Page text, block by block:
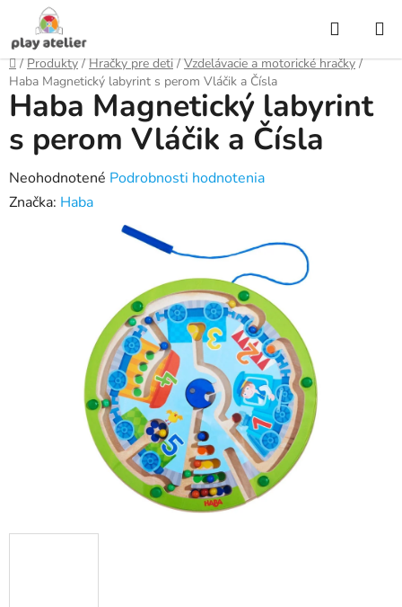
obsah
Hľadať
Domov
/ Produkty / Hračky pre deti / Vzdelávacie a motorické hračky /
Haba Magnetický labyrint s perom Vláčik a Čísla
Haba Magnetický labyrint
s perom Vláčik a Čísla
Priemerné
hodnotenie
Neohodnotené Podrobnosti hodnotenia
Značka: Haba